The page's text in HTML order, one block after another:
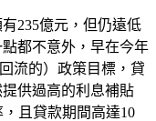
235億元，但仍遠低
都不意外，早在今年
流的）政策目標，貸
供過高的利息補貼
，且貸款期間高達10